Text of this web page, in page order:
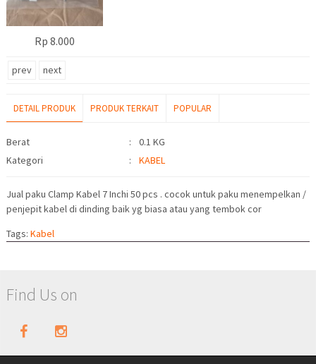
Rp 8.000
prev next
DETAIL PRODUK PRODUK TERKAIT POPULAR
Detail Produk
Berat :
0.1 KG
Kategori
: KABEL
Jual paku Clamp Kabel 7 Inchi 50 pcs . cocok untuk paku menempelkan /
penjepit kabel di dinding baik yg biasa atau yang tembok cor
Tags: Kabel
Find Us on